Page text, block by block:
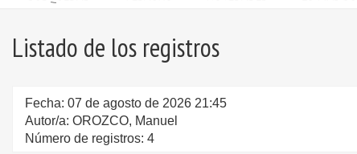
Listado de los registros
Fecha: 07 de agosto de 2026 21:45
Autor/a: OROZCO, Manuel
Número de registros: 4